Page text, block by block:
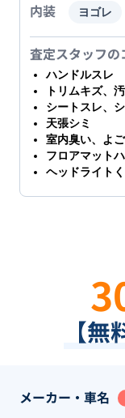
内装 ヨゴレ
査定スタッフの
ハンドルスレ
トリムキズ、
シートスレ、
天張シミ
室内臭い、よ
フロアマット
ヘッドライト
【
メーカー・車名